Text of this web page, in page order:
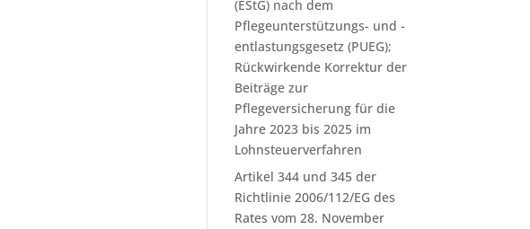
(EStG) nach dem
Pflegeunterstützungs- und -
entlastungsgesetz (PUEG);
Rückwirkende Korrektur der
Beiträge zur
Pflegeversicherung für die
Jahre 2023 bis 2025 im
Lohnsteuerverfahren
Artikel 344 und 345 der
Richtlinie 2006/112/EG des
Rates vom 28. November